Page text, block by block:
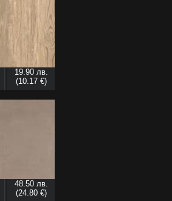
19.90 лв.
(10.17 €)
48.50 лв.
(24.80 €)